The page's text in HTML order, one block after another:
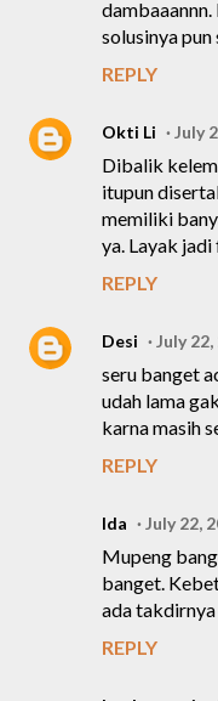
solusinya pun
REPLY
Okti Li July
Dibalik
itupun
memiliki
ya. Layak
REPLY
Desi July
seru banget
udah lama
karna masih
REPLY
Ida July 22,
Mupeng
banget.
ada
REPLY